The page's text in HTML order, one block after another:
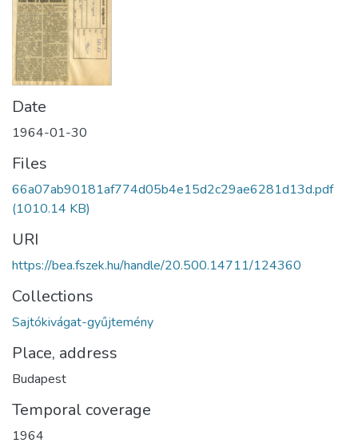
Date
1964-01-30
Files
66a07ab90181af774d05b4e15d2c29ae6281d13d.pdf
(1010.14 KB)
URI
https://bea.fszek.hu/handle/20.500.14711/124360
Collections
Sajtókivágat-gyűjtemény
Place, address
Budapest
Temporal coverage
1964